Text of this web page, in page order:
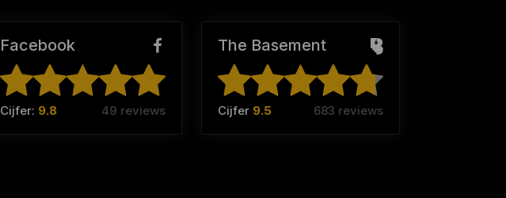
Facebook
Cijfer: 9.8 49 reviews
The Basement
Cijfer 9.5 683 reviews